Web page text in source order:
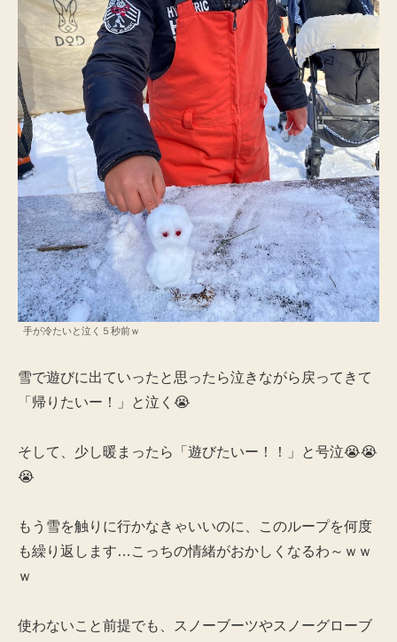
手が冷たいと泣く５秒前ｗ
雪で遊びに出ていったと思ったら泣きながら戻ってきて
「帰りたいー！」と泣く😭
そして、少し暖まったら「遊びたいー！！」と号泣😭😭
😭
もう雪を触りに行かなきゃいいのに、このループを何度
も繰り返します…こっちの情緒がおかしくなるわ～ｗｗ
ｗ
使わないこと前提でも、スノーブーツやスノーグローブ